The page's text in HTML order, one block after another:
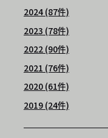
2024 (87件)
2023 (78件)
2022 (90件)
2021 (76件)
2020 (61件)
2019 (24件)